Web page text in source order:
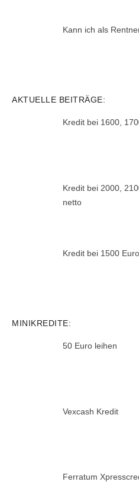
Kann ich als
AKTUELLE BEITRÄGE:
Kredit bei 1600,
Kredit bei 2000,
netto
Kredit bei 1500
MINIKREDITE:
50 Euro leihen
Vexcash Kredit
Ferratum